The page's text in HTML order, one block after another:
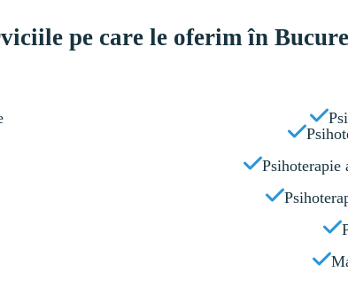
pe care le oferim în
Psihoterapie